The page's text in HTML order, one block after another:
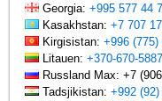
Georgia:+995 577 44
Kasakhstan:+7 707
Kirgisistan:+996 (775)
Litauen:+370-670-
Russland Max: +7
Tadsjikistan:+992